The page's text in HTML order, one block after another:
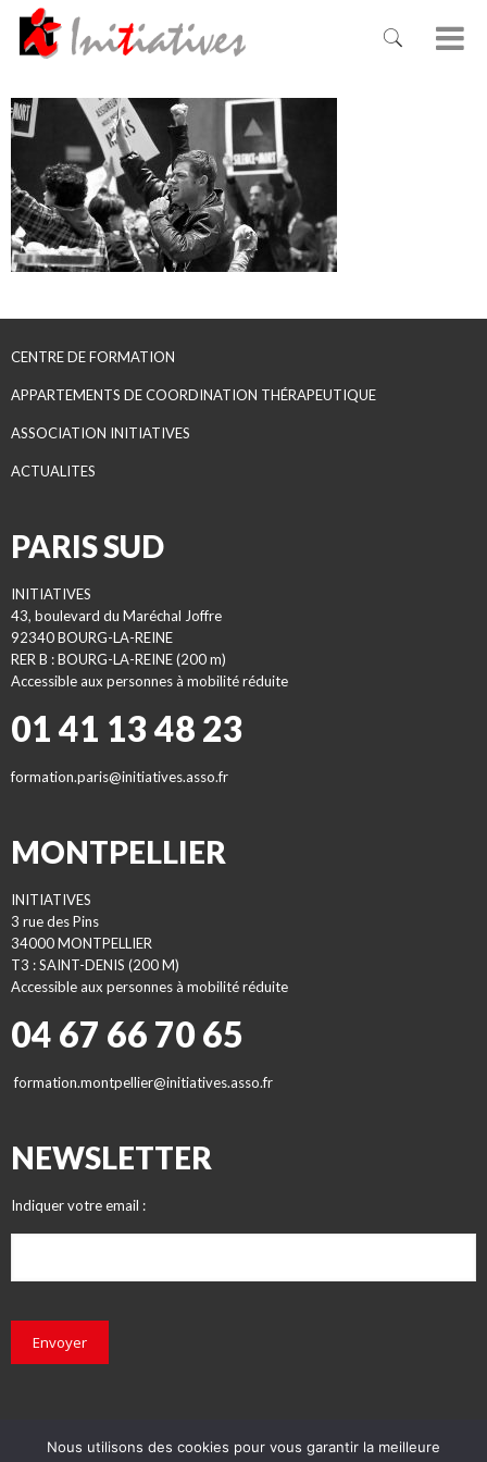
CENTRE DE FORMATION
APPARTEMENTS DE COORDINATION THÉRAPEUTIQUE
ASSOCIATION INITIATIVES
ACTUALITES
PARIS SUD
INITIATIVES
43, boulevard du Maréchal Joffre
92340 BOURG-LA-REINE
RER B : BOURG-LA-REINE (200 m)
Accessible aux personnes à mobilité réduite
01 41 13 48 23
formation.paris@initiatives.asso.fr
MONTPELLIER
INITIATIVES
3 rue des Pins
34000 MONTPELLIER
T3 : SAINT-DENIS (200 M)
Accessible aux personnes à mobilité réduite
04 67 66 70 65
formation.montpellier@initiatives.asso.fr
NEWSLETTER
Indiquer votre email :
Envoyer
Nous utilisons des cookies pour vous garantir la meilleure